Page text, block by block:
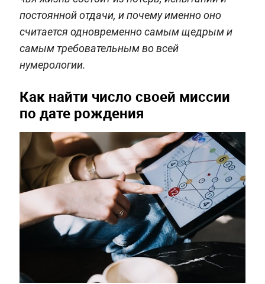
постоянной отдачи, и почему именно оно
считается одновременно самым щедрым и
самым требовательным во всей
нумерологии.
Как найти число своей миссии
по дате рождения